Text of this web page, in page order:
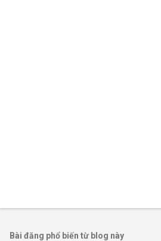
Bài đăng phổ biến từ blog này